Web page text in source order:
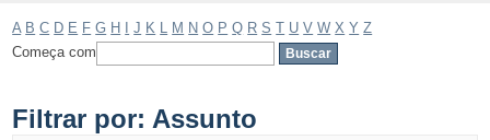
A B C D E F G H J K M N O P Q R S T U V W X Y Z
Começa com
Filtrar por: Assunto